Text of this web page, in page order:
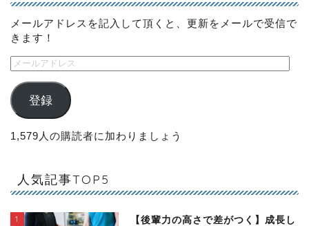
メールアドレスを記入して頂くと、更新をメールで受信で
きます！
登録
1,579人の購読者に加わりましょう
人気記事TOP5
1
【後輩力の高さで差がつく】成長し